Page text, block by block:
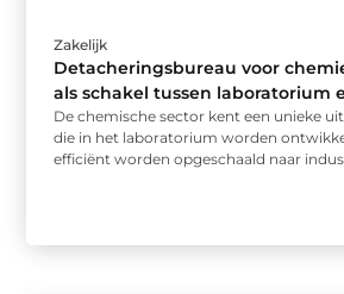
Zakelijk
Detacheringsbureau voor
als schakel tussen laboratorium
De chemische sector kent een unieke
die in het laboratorium worden
efficiënt worden opgeschaald naar